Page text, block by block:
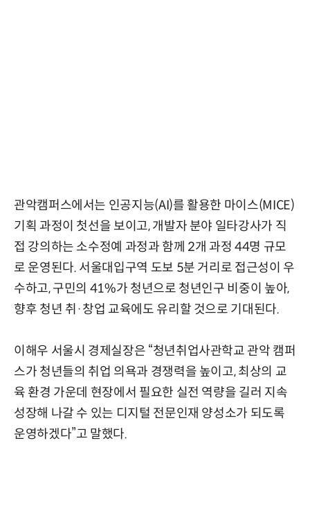
관악캠퍼스에서는 인공지능(AI)를 활용한 마이스(MICE)
기획 과정이 첫선을 보이고, 개발자 분야 일타강사가 직
접 강의하는 소수정예 과정과 함께 2개 과정 44명 규모
로 운영된다. 서울대입구역 도보 5분 거리로 접근성이 우
수하고, 구민의 41%가 청년으로 청년인구 비중이 높아,
향후 청년 취·창업 교육에도 유리할 것으로 기대된다.
이해우 서울시 경제실장은 “청년취업사관학교 관악 캠퍼
스가 청년들의 취업 의욕과 경쟁력을 높이고, 최상의 교
육 환경 가운데 현장에서 필요한 실전 역량을 길러 지속
성장해 나갈 수 있는 디지털 전문인재 양성소가 되도록
운영하겠다”고 말했다.